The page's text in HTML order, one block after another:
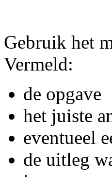
Gebruik het
Vermeld:
de opgave
het juiste
eventueel
de uitleg